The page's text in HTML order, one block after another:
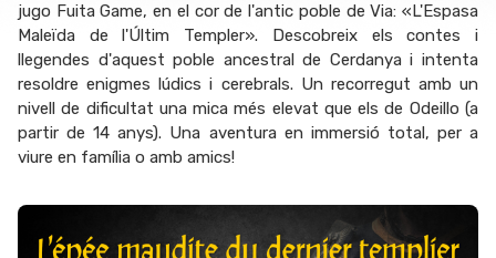
jugo Fuita Game, en el cor de l'antic poble de Via: «L'Espasa
Maleïda de l'Últim Templer». Descobreix els contes i
llegendes d'aquest poble ancestral de Cerdanya i intenta
resoldre enigmes lúdics i cerebrals. Un recorregut amb un
nivell de dificultat una mica més elevat que els de Odeillo (a
partir de 14 anys). Una aventura en immersió total, per a
viure en família o amb amics!